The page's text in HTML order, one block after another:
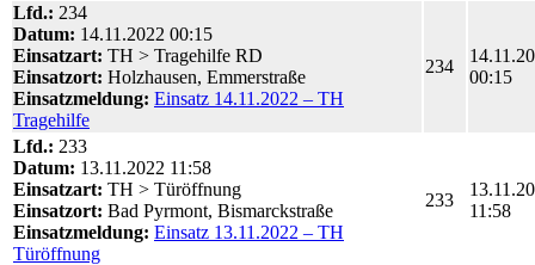
Lfd.: 234
Datum: 14.11.2022 00:15
Einsatzart: TH > Tragehilfe RD
Einsatzort: Holzhausen, Emmerstraße
Einsatzmeldung: Einsatz 14.11.2022 – TH
Tragehilfe
234
00:15
Lfd.: 233
Datum: 13.11.2022 11:58
Einsatzart: TH > Türöffnung
Einsatzort: Bad Pyrmont, Bismarckstraße
Einsatzmeldung: Einsatz 13.11.2022 – TH
Türöffnung
233
11:58